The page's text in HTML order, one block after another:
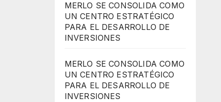
MERLO SE CONSOLIDA COMO
UN CENTRO ESTRATÉGICO
PARA EL DESARROLLO DE
INVERSIONES
MERLO SE CONSOLIDA COMO
UN CENTRO ESTRATÉGICO
PARA EL DESARROLLO DE
INVERSIONES